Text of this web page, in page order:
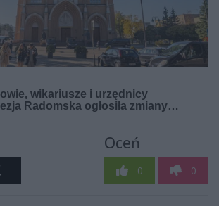
Oceń
0 0